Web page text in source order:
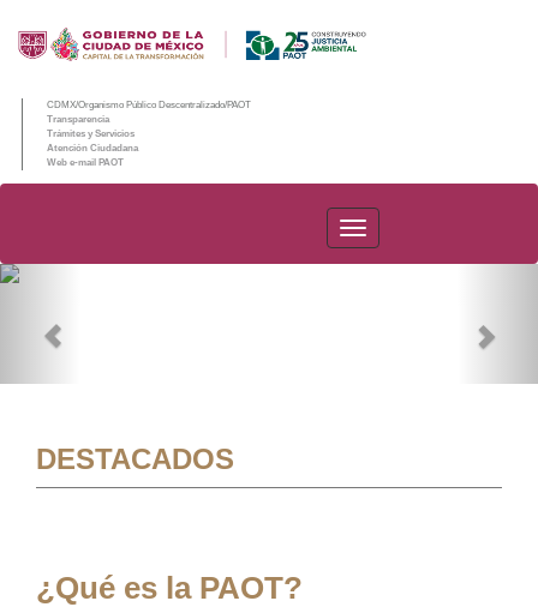
CDMX/Organismo Público Descentralizado/PAOT
Transparencia
Trámites y Servicios
Atención Ciudadana
Web e-mail PAOT
PAOT
DESTACADOS
¿Qué es la PAOT?